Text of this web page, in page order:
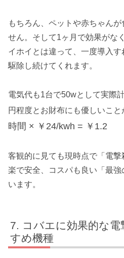
もちろん、ペットや赤ちゃん
せん。そして1ヶ月で効果がな
イホイとは違って、一度導入
駆除し続けてくれます。
電気代も1台で50wとして実際
円程度とお財布にも優しいこと
時間 × ￥24/kwh = ￥1.2
客観的に見ても現時点で「電
楽で安全、コスパも良い「最
います。
コバエに効果的な
すめ機種